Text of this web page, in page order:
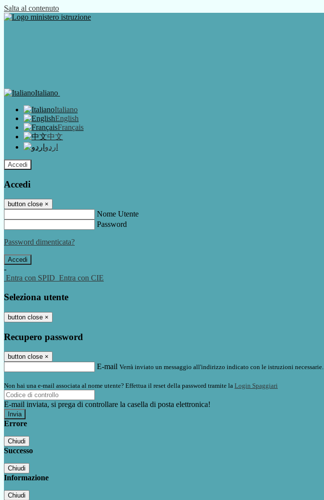
Salta al contenuto
Italiano
Italiano
English
Français
中文
اردو
Accedi
Accedi
button close ×
Nome Utente
Password
Password dimenticata?
-
Entra con SPID Entra con CIE
Seleziona utente
button close ×
Recupero password
button close ×
E-mail Verrà inviato un messaggio all'indirizzo indicato con le istruzioni necessarie.
Non hai una e-mail associata al nome utente? Effettua il reset della password tramite la Login Spaggiari
E-mail inviata, si prega di controllare la casella di posta elettronica!
Errore
Chiudi
Successo
Chiudi
Informazione
Chiudi